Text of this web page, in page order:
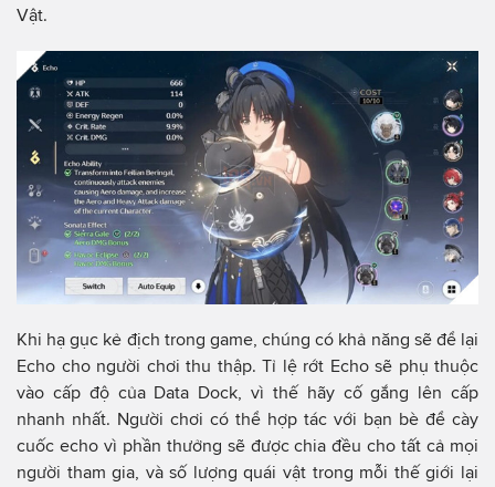
Vật.
Khi hạ gục kẻ địch trong game, chúng có khả năng sẽ để lại
Echo cho người chơi thu thập. Tỉ lệ rớt Echo sẽ phụ thuộc
vào cấp độ của Data Dock, vì thế hãy cố gắng lên cấp
nhanh nhất. Người chơi có thể hợp tác với bạn bè để cày
cuốc echo vì phần thưởng sẽ được chia đều cho tất cả mọi
người tham gia, và số lượng quái vật trong mỗi thế giới lại